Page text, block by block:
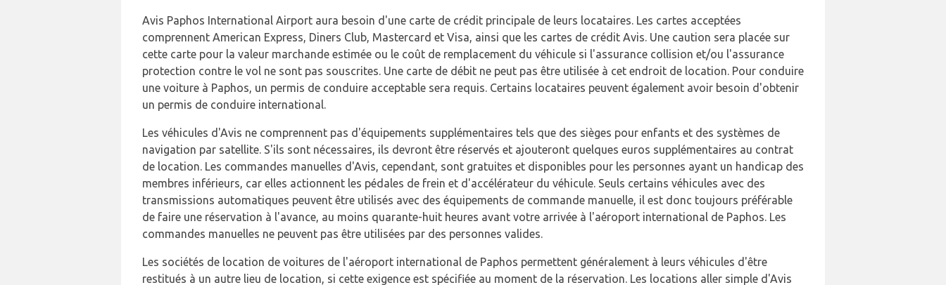
Avis Paphos International Airport aura besoin d'une carte de crédit principale de leurs locataires. Les cartes acceptées
comprennent American Express, Diners Club, Mastercard et Visa, ainsi que les cartes de crédit Avis. Une caution sera placée sur
cette carte pour la valeur marchande estimée ou le coût de remplacement du véhicule si l'assurance collision et/ou l'assurance
protection contre le vol ne sont pas souscrites. Une carte de débit ne peut pas être utilisée à cet endroit de location. Pour conduire
une voiture à Paphos, un permis de conduire acceptable sera requis. Certains locataires peuvent également avoir besoin d'obtenir
un permis de conduire international.
Les véhicules d'Avis ne comprennent pas d'équipements supplémentaires tels que des sièges pour enfants et des systèmes de
navigation par satellite. S'ils sont nécessaires, ils devront être réservés et ajouteront quelques euros supplémentaires au contrat
de location. Les commandes manuelles d'Avis, cependant, sont gratuites et disponibles pour les personnes ayant un handicap des
membres inférieurs, car elles actionnent les pédales de frein et d'accélérateur du véhicule. Seuls certains véhicules avec des
transmissions automatiques peuvent être utilisés avec des équipements de commande manuelle, il est donc toujours préférable
de faire une réservation à l'avance, au moins quarante-huit heures avant votre arrivée à l'aéroport international de Paphos. Les
commandes manuelles ne peuvent pas être utilisées par des personnes valides.
Les sociétés de location de voitures de l'aéroport international de Paphos permettent généralement à leurs véhicules d'être
restitués à un autre lieu de location, si cette exigence est spécifiée au moment de la réservation. Les locations aller simple d'Avis